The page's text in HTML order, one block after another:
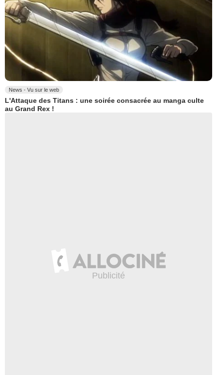
News - Vu sur le web
L'Attaque des Titans : une soirée consacrée au manga culte
au Grand Rex !